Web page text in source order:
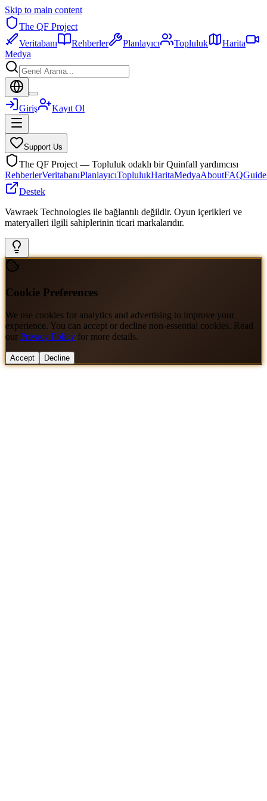
Skip to main content
The QF Project
Veritabanı
Rehberler Planlayıcı Topluluk
Harita
Medya
Giriş Kayıt Ol
Support Us
The QF Project — Topluluk odaklı bir Quinfall yardımcısı
RehberlerVeritabanıPlanlayıcıToplulukHaritaMedyaAboutFAQ
Destek
Vawraek Technologies ile bağlantılı değildir. Oyun içerikleri ve
materyalleri ilgili sahiplerinin ticari markalarıdır.
Cookie Preferences
We use cookies for analytics and advertising to improve your
experience. You can accept or decline non-essential cookies. Read
our Privacy Policy for more details.
Accept Decline